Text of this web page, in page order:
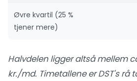
Øvre kvartil (25 %
tjener mere)
Halvdelen ligger altså mellem
kr./md. Timetallene er DST's rå